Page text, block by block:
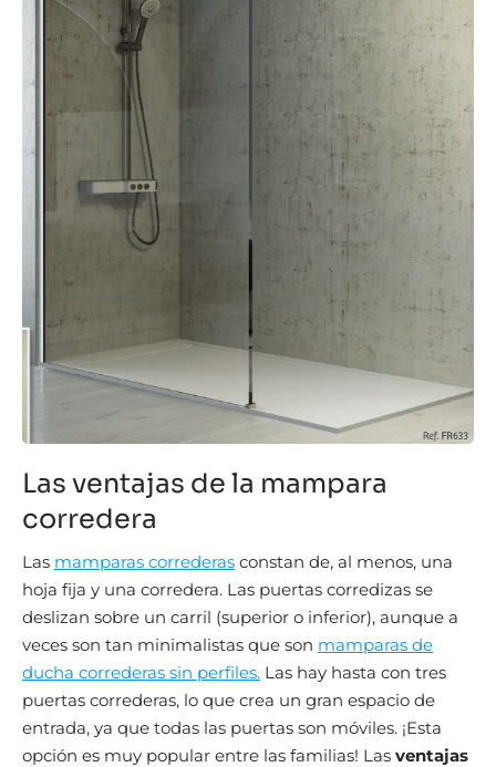
Las ventajas de la mampara
corredera
Las mamparas correderas constan de, al menos, una
hoja fija y una corredera. Las puertas corredizas se
deslizan sobre un carril (superior o inferior), aunque a
veces son tan minimalistas que son mamparas de
ducha correderas sin perfiles. Las hay hasta con tres
puertas correderas, lo que crea un gran espacio de
entrada, ya que todas las puertas son móviles. ¡Esta
opción es muy popular entre las familias! Las ventajas